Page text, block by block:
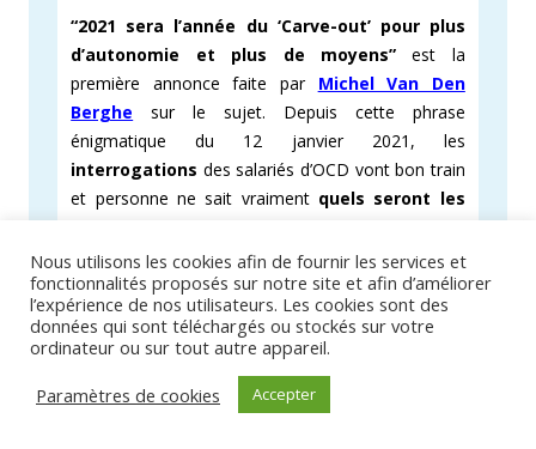
“2021 sera l’année du ‘Carve-out’ pour plus
d’autonomie et plus de moyens”est la
première annonce faite par Michel Van Den
Berghe sur le sujet. Depuis cette phrase
énigmatique du 12 janvier 2021, les
interrogations des salariés d’OCD vont bon train
et personne ne sait vraiment quels seront les
Le dernier CSECextraordinaire du 13 avril 2021 a
permis de lever une petite partie du voile qui
entoure cet obscur « Carve-Out »qui devrait
juillet 2021
les annonces prémonitoires faites par la
Nous utilisons les cookies afin de fournir les services et
fonctionnalités proposés sur notre site et afin d’améliorer
l’expérience de nos utilisateurs. Les cookies sont des
données qui sont téléchargés ou stockés sur votre
ordinateur ou sur tout autre appareil.
Paramètres de cookies
Accepter